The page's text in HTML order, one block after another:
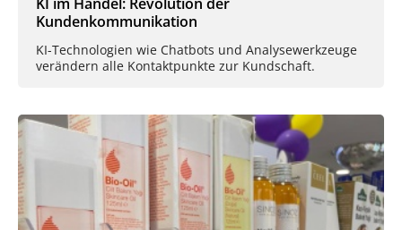
Kundenkommunikation
KI-Technologien wie Chatbots und Analysewerkzeuge
verändern alle Kontaktpunkte zur Kundschaft.